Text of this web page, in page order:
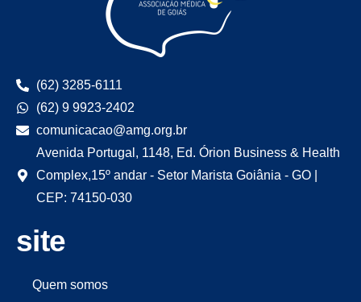
(62) 3285-6111
(62) 9 9923-2402
comunicacao@amg.org.br
Avenida Portugal, 1148, Ed. Órion Business & Health
Complex,15º andar - Setor Marista Goiânia - GO |
CEP: 74150-030
site
Quem somos